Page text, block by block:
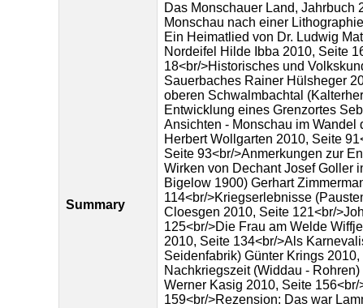
Summary
Das Monschauer Land, Jahrbuch
Monschau nach einer
Ein Heimatlied von Dr. Ludwig
Nordeifel Hilde Ibba 2010, Seite
18<br/>Historisches und
Sauerbaches Rainer Hülsheger
oberen Schwalmbachtal
Entwicklung eines Grenzortes
Ansichten - Monschau im Wandel
Herbert Wollgarten 2010, Seite
Seite 93<br/>Anmerkungen zur
Wirken von Dechant Josef Goller
Bigelow 1900) Gerhart
114<br/>Kriegserlebnisse
Cloesgen 2010, Seite 121<br/
125<br/>Die Frau am Welde
2010, Seite 134<br/>Als
Seidenfabrik) Günter Krings
Nachkriegszeit (Widdau -
Werner Kasig 2010, Seite
159<br/>Rezension: Das war